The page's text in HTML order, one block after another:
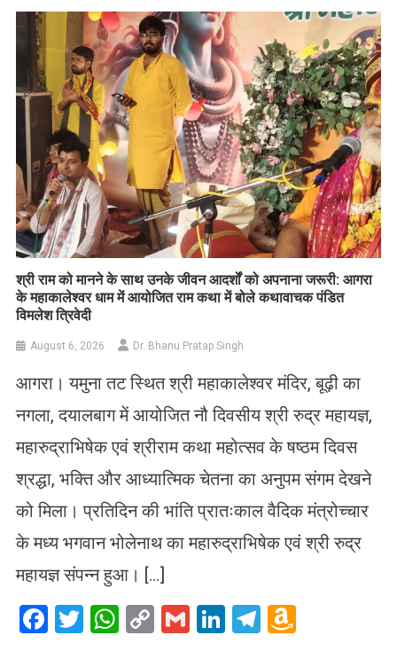
List
​श्री राम को मानने के साथ उनके जीवन आदर्शों को अपनाना जरूरी: आगरा
के महाकालेश्वर धाम में आयोजित राम कथा में बोले कथावाचक पंडित
विमलेश त्रिवेदी
August 6, 2026 Dr. Bhanu Pratap Singh
आगरा। यमुना तट स्थित श्री महाकालेश्वर मंदिर, बूढ़ी का
नगला, दयालबाग में आयोजित नौ दिवसीय श्री रुद्र महायज्ञ,
महारुद्राभिषेक एवं श्रीराम कथा महोत्सव के षष्ठम दिवस
श्रद्धा, भक्ति और आध्यात्मिक चेतना का अनुपम संगम देखने
को मिला। प्रतिदिन की भांति प्रातःकाल वैदिक मंत्रोच्चार
के मध्य भगवान भोलेनाथ का महारुद्राभिषेक एवं श्री रुद्र
महायज्ञ संपन्न हुआ। […]
Facebook
Twitter
WhatsApp
CopyGmailLinkedIn
Telegram